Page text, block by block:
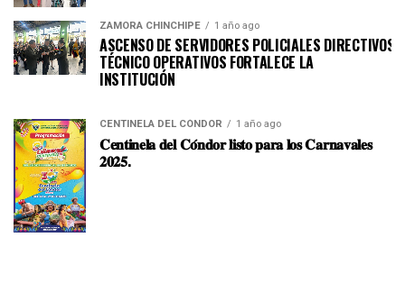
ZAMORA CHINCHIPE 1 año ago
ASCENSO DE SERVIDORES POLICIALES DIRECTIVOS Y
TÉCNICO OPERATIVOS FORTALECE LA
CENTINELA DEL CÓNDOR 1 año ago
𝐂𝐞𝐧𝐭𝐢𝐧𝐞𝐥𝐚 𝐝𝐞𝐥 𝐂𝐨́𝐧𝐝𝐨𝐫 𝐥𝐢𝐬𝐭𝐨 𝐩𝐚𝐫𝐚 𝐥𝐨𝐬 𝐂𝐚𝐫𝐧𝐚𝐯𝐚𝐥𝐞𝐬
𝟐𝟎𝟐𝟓.